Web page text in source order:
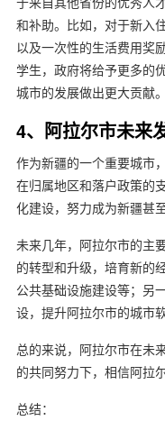
和补助。比如，对于新入
以及一次性的生活费用奖
学生，政府将给予更多的
城市的发展做出更大贡献。
4、阿拉尔市未来
作为新疆的一个重要城市
在归属地区和落户政策的
化建设，努力成为新疆甚
未来几年，阿拉尔市的主
的转型和升级，培育新的
公共基础设施建设等；另
设，提升阿拉尔市的城市
总的来说，阿拉尔市在未
的共同努力下，相信阿拉
总结：